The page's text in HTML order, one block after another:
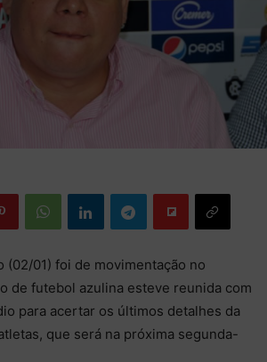
(02/01) foi de movimentação no
de futebol azulina esteve reunida com
para acertar os últimos detalhes da
que será na próxima segunda-